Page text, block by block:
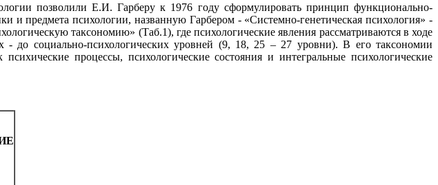
позволили Е.И. Гарберу к 1976 году сформулировать принцип функционально-
и предмета психологии, названную Гарбером - «Системно-генетическая психология» -
таксономию» (Таб.1), где психологические явления рассматриваются в ходе
- до социально-психологических уровней (9, 18, 25 – 27 уровни). В его таксономии
процессы, психологические состояния и интегральные психологические